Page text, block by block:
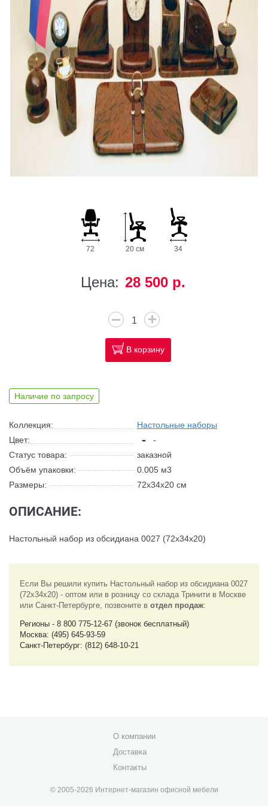
72 20 см 34
Цена: 28 500 р.
В корзину
Наличие по запросу
Коллекция:
Настольные наборы
Цвет:
-
Статус товара:
заказной
Объём упаковки:
0.005 м3
Размеры:
72x34x20 см
ОПИСАНИЕ:
Настольный набор из обсидиана 0027 (72х34х20)
Если Вы решили купить Настольный набор из обсидиана 0027
(72х34х20) - оптом или в розницу со склада Тринити в Москве
или Санкт-Петербурге, позвоните в отдел продаж:
Регионы - 8 800 775-12-67 (звонок бесплатный)
Москва: (495) 645-93-59
Санкт-Петербург: (812) 648-10-21
О компании
Доставка
Контакты
© 2005-2026 Интернет-магазин офисной мебели